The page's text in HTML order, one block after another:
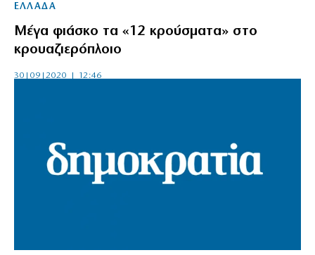
ΕΛΛΑΔΑ
Μέγα φιάσκο τα «12 κρούσματα» στο
κρουαζιερόπλοιο
30|09|2020 | 12:46